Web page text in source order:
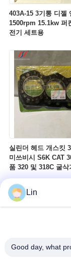
403A-15 3기통 디젤
1500rpm 15.1kw 퍼
전기 세트용
실린더 헤드 개스킷
미쓰비시 S6K CAT
품 320 및 318C 굴삭
Lin
Good day, what